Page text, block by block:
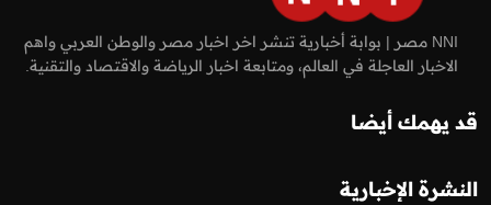
NNI مصر | بوابة أخبارية تنشر اخر اخبار مصر والوطن العربي واهم
الاخبار العاجلة في العالم، ومتابعة اخبار الرياضة والاقتصاد والتقنية.
قد يهمك أيضا
النشرة الإخبارية